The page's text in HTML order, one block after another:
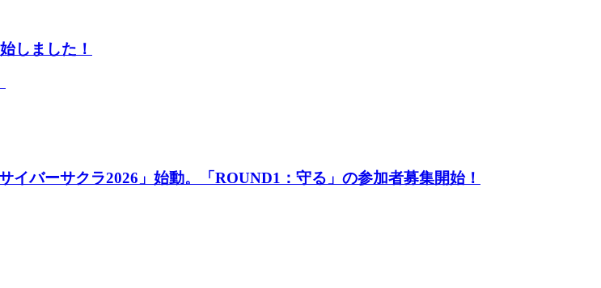
しました！
バーサクラ2026」始動。「ROUND1：守る」の参加者募集開始！